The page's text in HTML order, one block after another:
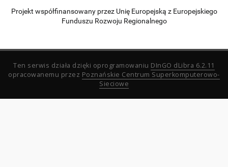
Projekt współfinansowany przez Unię Europejską z Europejskiego
Funduszu Rozwoju Regionalnego
Ten serwis działa dzięki oprogramowaniu DInGO dLibra 6.2.11
opracowanemu przez Poznańskie Centrum Superkomputerowo-
Sieciowe